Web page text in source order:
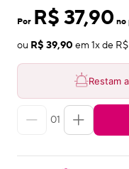
Por R$ 37,90 no
ou R$ 39,90 em 1x de
Restam
01